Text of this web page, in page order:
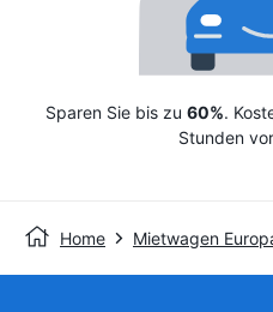
Sparen Sie bis zu 60%.
Stunden
Home Mietwagen